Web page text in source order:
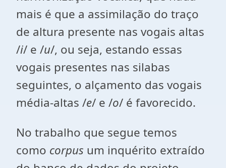
mais é que a assimilação do traço
de altura presente nas vogais altas
/i/ e /u/, ou seja, estando essas
vogais presentes nas silabas
seguintes, o alçamento das vogais
média-altas /e/ e /o/ é favorecido.
No trabalho que segue temos
como corpus um inquérito extraído